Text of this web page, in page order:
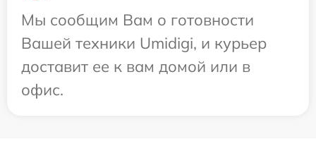
Мы сообщим Вам о готовности
Вашей техники Umidigi, и курьер
доставит ее к вам домой или в
офис.